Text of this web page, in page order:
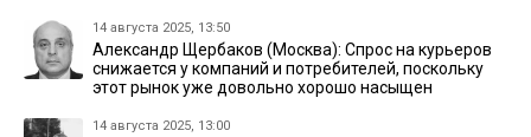
14 августа 2025, 13:50
Александр Щербаков (Москва): Спрос на курьеров
снижается у компаний и потребителей, поскольку
этот рынок уже довольно хорошо насыщен
14 августа 2025, 13:00